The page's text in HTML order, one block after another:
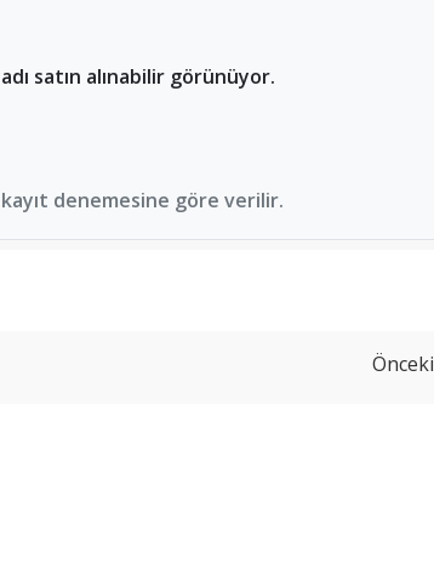
satın alınabilir görünüyor.
denemesine göre verilir.
Önceki